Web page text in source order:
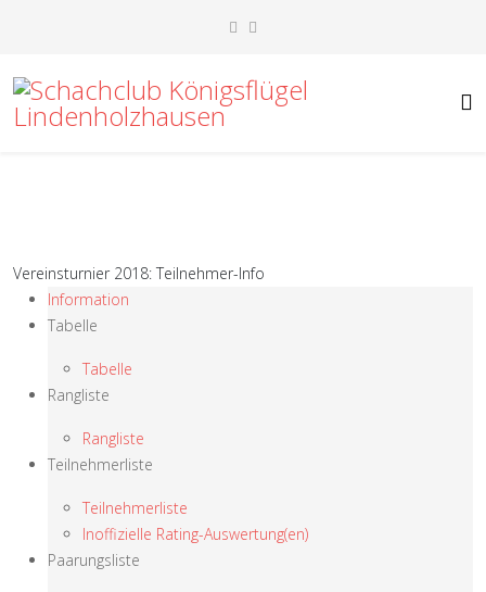
Vereinsturnier 2018: Teilnehmer-Info
Information
Tabelle
Tabelle
Rangliste
Rangliste
Teilnehmerliste
Teilnehmerliste
Inoffizielle Rating-Auswertung(en)
Paarungsliste